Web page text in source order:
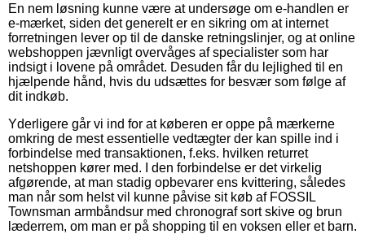
En nem løsning kunne være at undersøge om e-handlen er
e-mærket, siden det generelt er en sikring om at internet
forretningen lever op til de danske retningslinjer, og at online
webshoppen jævnligt overvåges af specialister som har
indsigt i lovene på området. Desuden får du lejlighed til en
hjælpende hånd, hvis du udsættes for besvær som følge af
dit indkøb.
Yderligere går vi ind for at køberen er oppe på mærkerne
omkring de mest essentielle vedtægter der kan spille ind i
forbindelse med transaktionen, f.eks. hvilken returret
netshoppen kører med. I den forbindelse er det virkelig
afgørende, at man stadig opbevarer ens kvittering, således
man når som helst vil kunne påvise sit køb af FOSSIL
Townsman armbåndsur med chronograf sort skive og brun
læderrem, om man er på shopping til en voksen eller et barn.